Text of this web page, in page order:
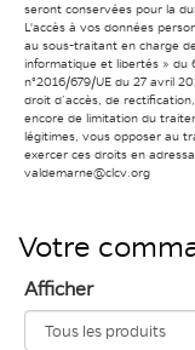
seront conservées pour la
L'accès à vos données
au sous-traitant en charge
informatique et libertés » du
n°2016/679/UE du 27 avril
droit d’accès, de
encore de limitation du
légitimes, vous opposer au
exercer ces droits en
valdemarne@clcv.org
Votre
Afficher